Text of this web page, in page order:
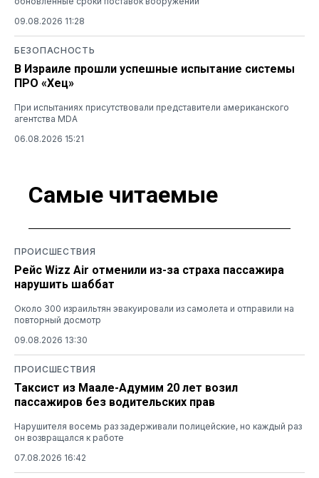
09.08.2026 11:28
БЕЗОПАСНОСТЬ
В Израиле прошли успешные испытание системы
ПРО «Хец»
При испытаниях присутствовали представители американского
агентства MDA
06.08.2026 15:21
Самые читаемые
ПРОИСШЕСТВИЯ
Рейс Wizz Air отменили из-за страха пассажира
нарушить шаббат
Около 300 израильтян эвакуировали из самолета и отправили на
повторный досмотр
09.08.2026 13:30
ПРОИСШЕСТВИЯ
Таксист из Маале-Адумим 20 лет возил
пассажиров без водительских прав
Нарушителя восемь раз задерживали полицейские, но каждый раз
он возвращался к работе
07.08.2026 16:42